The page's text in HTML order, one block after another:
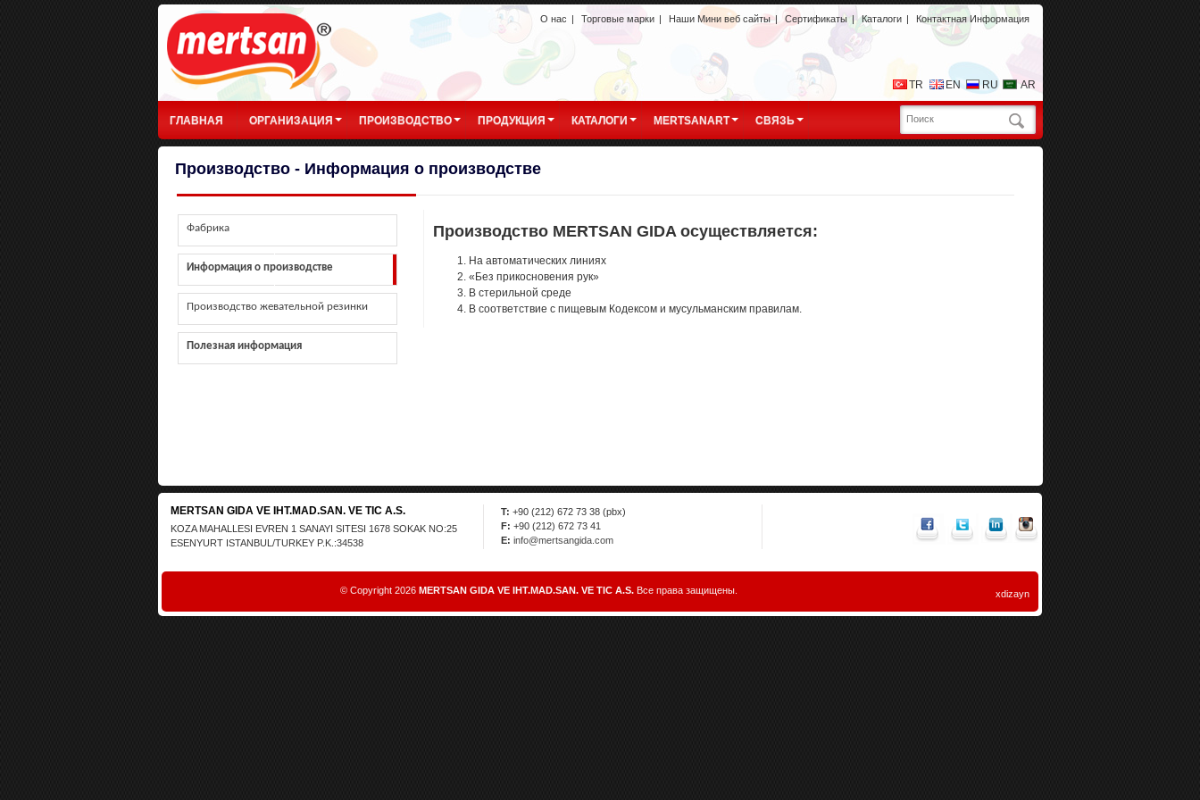
О нас | Торговые марки | Наши Мини веб сайты | Сертификаты | Каталоги | Контактная Информация
TR EN RU AR
ГЛАВНАЯ ОРГАНИЗАЦИЯ ПРОИЗВОДСТВО ПРОДУКЦИЯ КАТАЛОГИ MERTSANART СВЯЗЬ
Производство - Информация о производстве
Фабрика
Информация о производстве
Производство жевательной резинки
Полезная информация
Производство MERTSAN GIDA осуществляется:
На автоматических линиях
«Без прикосновения рук»
В стерильной среде
В соответствие с пищевым Кодексом и мусульманским правилам.
MERTSAN GIDA VE IHT.MAD.SAN. VE TIC A.S.
KOZA MAHALLESI EVREN 1 SANAYI SITESI 1678 SOKAK NO:25
ESENYURT ISTANBUL/TURKEY P.K.:34538
T:+90 (212) 672 73 38 (pbx)
F: +90 (212) 672 73 41
E: info@mertsangida.com
© Copyright 2026 MERTSAN GIDA VE IHT.MAD.SAN. VE TIC A.S.Все права защищены. xdizayn